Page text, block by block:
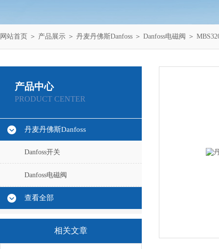
网站首页 ＞ 产品展示 ＞ 丹麦丹佛斯Danfoss ＞ Danfoss电磁阀 ＞
产品中心
PRODUCT CENTER
丹麦丹佛斯Danfoss
Danfoss开关
Danfoss电磁阀
查看全部
相关文章